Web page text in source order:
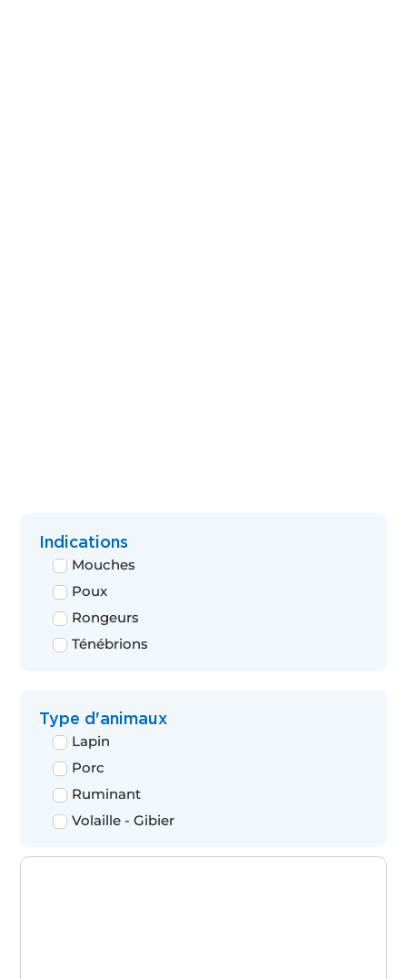
Indications
Mouches
Poux
Rongeurs
Ténébrions
Type d'animaux
Lapin
Porc
Ruminant
Volaille - Gibier